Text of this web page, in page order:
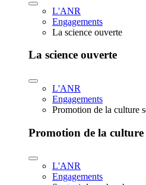
L'ANR
Engagements
La science ouverte
La science ouverte
L'ANR
Engagements
Promotion de la culture
Promotion de la
L'ANR
Engagements